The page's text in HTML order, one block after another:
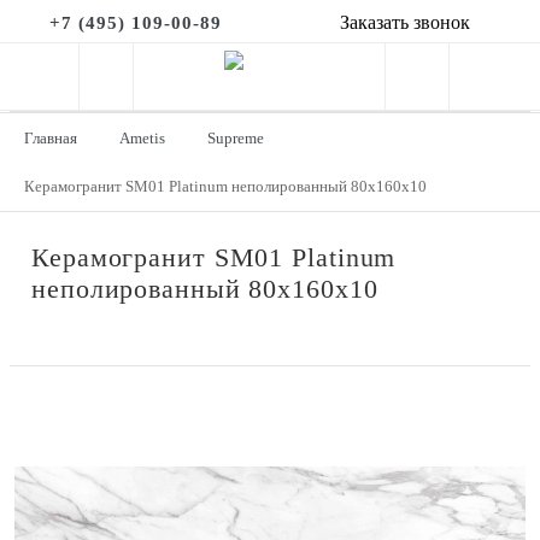
+7 (495) 109-00-89 Заказать звонок
Главная Ametis Supreme
Керамогранит SM01 Platinum неполированный 80x160x10
Керамогранит SM01 Platinum
неполированный 80x160x10